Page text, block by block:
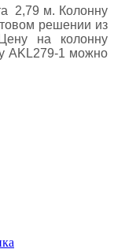
2,79 м. Колонну
решении из
на колонну
AKL279-1 можно